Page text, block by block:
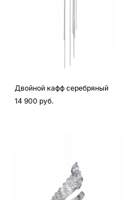
Двойной кафф серебряный
14 900 pуб.